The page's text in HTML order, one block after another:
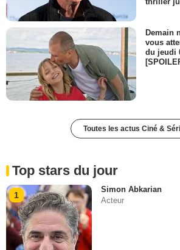
thriller
Demain
vous
du jeudi
Toutes les actus Ciné &
Top stars du jour
1
Simon Abkarian
Acteur